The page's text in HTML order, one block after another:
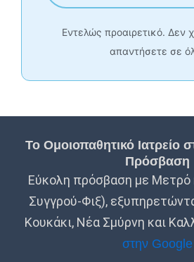
Εντελώς προαιρετικό. Δεν
απαντήσετε σε
Το Ομοιοπαθητικό Ιατρείο
Πρόσβαση
Εύκολη πρόσβαση με Μετρό
Συγγρού-Φιξ),
Κουκάκι, Νέα Σμύρνη και
στην Google